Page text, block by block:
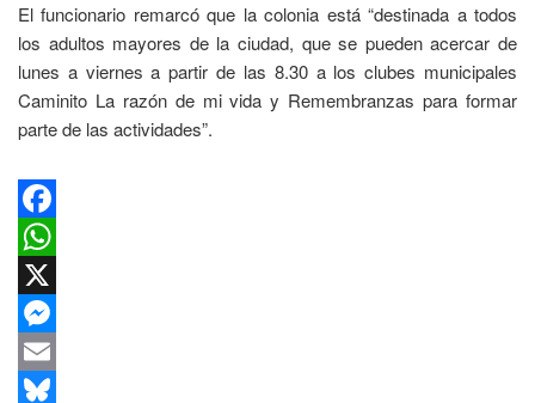
El funcionario remarcó que la colonia está “destinada a todos
los adultos mayores de la ciudad, que se pueden acercar de
lunes a viernes a partir de las 8.30 a los clubes municipales
Caminito La razón de mi vida y Remembranzas para formar
parte de las actividades”.
Facebook
WhatsApp
X
Messenger
Email